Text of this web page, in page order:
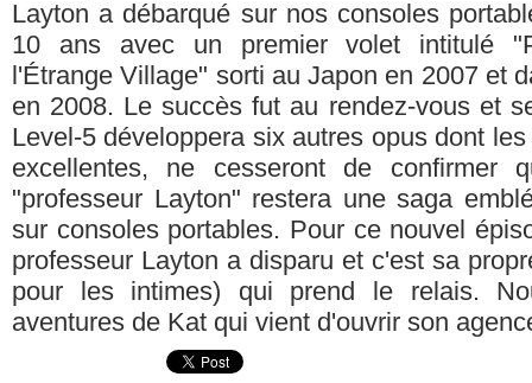
Layton a débarqué sur nos consoles
10 ans avec un premier volet intitulé
l'Étrange Village" sorti au Japon en 2007 et
en 2008. Le succès fut au rendez-vous et
Level-5 développera six autres opus dont
excellentes, ne cesseront de confirmer
"professeur Layton" restera une saga
sur consoles portables. Pour ce nouvel
professeur Layton a disparu et c'est sa
pour les intimes) qui prend le relais.
aventures de Kat qui vient d'ouvrir son